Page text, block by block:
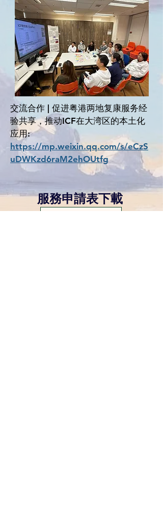
交流合作 | 促进粤港两地复康服务经
验共享，推动ICF在大湾区的本土化
应用:
https://mp.weixin.qq.com/s/eCzS
uDWKzd6raM2ehOUtfg
服務申請表下載